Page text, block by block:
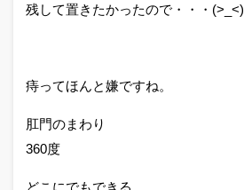
残して置きたかったので・・・(>_<)
痔ってほんと嫌ですね。
肛門のまわり
360度
どこにでもできる